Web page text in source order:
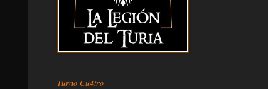
Turno Cu4tro